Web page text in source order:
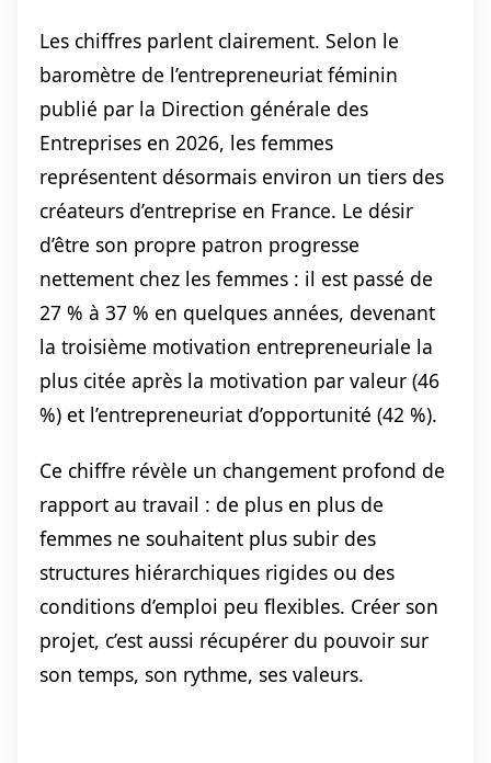
Les chiffres parlent clairement. Selon le
baromètre de l’entrepreneuriat féminin
publié par la Direction générale des
Entreprises en 2026, les femmes
représentent désormais environ un tiers des
créateurs d’entreprise en France. Le désir
d’être son propre patron progresse
nettement chez les femmes : il est passé de
27 % à 37 % en quelques années, devenant
la troisième motivation entrepreneuriale la
plus citée après la motivation par valeur (46
%) et l’entrepreneuriat d’opportunité (42 %).
Ce chiffre révèle un changement profond de
rapport au travail : de plus en plus de
femmes ne souhaitent plus subir des
structures hiérarchiques rigides ou des
conditions d’emploi peu flexibles. Créer son
projet, c’est aussi récupérer du pouvoir sur
son temps, son rythme, ses valeurs.